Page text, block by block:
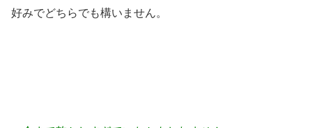
好みでどちらでも構いません。